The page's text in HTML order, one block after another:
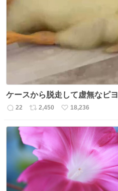
数
数
ケースから脱走して虚無なピヨ
返
22
リ
ト
数
2,450
い
ね
数
18,236